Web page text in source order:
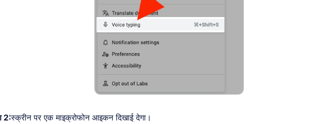
2:स्क्रीन पर एक माइक्रोफोन आइकन दिखाई देगा।